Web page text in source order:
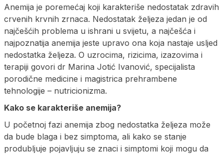
Anemija je poremećaj koji karakteriše nedostatak zdravih
crvenih krvnih zrnaca. Nedostatak željeza jedan je od
najčešćih problema u ishrani u svijetu, a najčešća i
najpoznatija anemija jeste upravo ona koja nastaje usljed
nedostatka željeza. O uzrocima, rizicima, izazovima i
terapiji govori dr Marina Jotić Ivanović, specijalista
porodične medicine i magistrica prehrambene
tehnologije – nutricionizma.
Kako se karakteriše anemija?
U početnoj fazi anemija zbog nedostatka željeza može
da bude blaga i bez simptoma, ali kako se stanje
produbljuje pojavljuju se znaci i simptomi koji mogu da